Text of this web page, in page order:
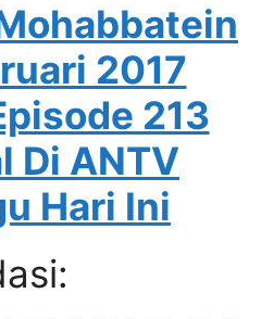
2017
213
Di ANTV
Hari Ini